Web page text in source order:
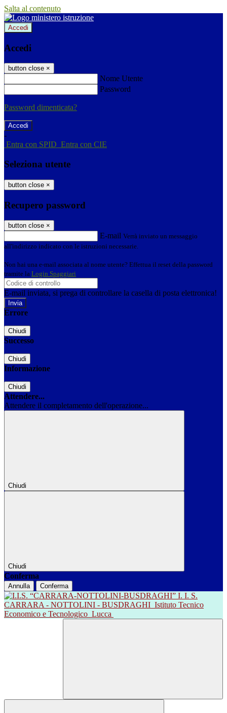
Salta al contenuto
Accedi
Accedi
button close ×
Nome Utente
Password
Password dimenticata?
-
Entra con SPID Entra con CIE
Seleziona utente
button close ×
Recupero password
button close ×
E-mail Verrà inviato un messaggio
all'indirizzo indicato con le istruzioni necessarie.
Non hai una e-mail associata al nome utente? Effettua il reset della password
tramite la Login Spaggiari
E-mail inviata, si prega di controllare la casella di posta elettronica!
Errore
Chiudi
Successo
Chiudi
Informazione
Chiudi
Attendere...
Attendere il completamento dell'operazione...
Chiudi
Chiudi
Conferma
Annulla Conferma
I. I. S.
CARRARA - NOTTOLINI - BUSDRAGHI Istituto Tecnico
Economico e Tecnologico Lucca